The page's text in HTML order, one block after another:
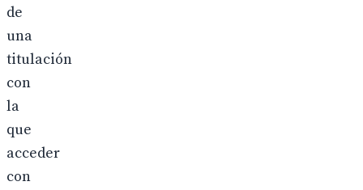
de
una
titulación
con
la
que
acceder
con